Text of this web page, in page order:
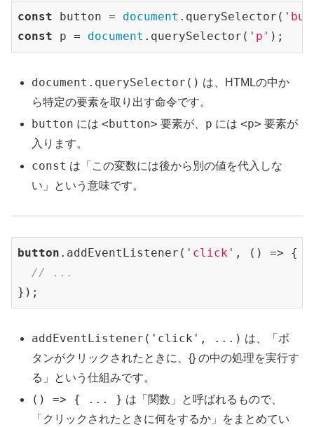
const button = document .querySelector(
const p = document .querySelector( 'p'
document.querySelector() は、HTMLの中か
ら特定の要素を取り出す命令です。
button には<button> 要素が、 p には<p> 要素が
入ります。
const は「この変数には後から別の値を代入しな
い」という意味です。
button .addEventListener ( 'click' , () => {
// ...
addEventListener('click', ...) は、「ボ
タンがクリックされたときに、{} の中の処理を実行す
る」という仕組みです。
() => { ... } は「関数」と呼ばれるもので、
「クリックされたときに何をするか」をまとめてい